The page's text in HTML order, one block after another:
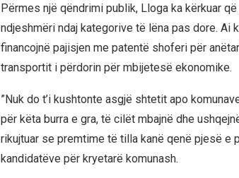
​Përmes një qëndrimi publik, Lloga ka kërkuar
ndjeshmëri ndaj kategorive të lëna pas dore. Ai
financojnë pajisjen me patentë shoferi për
transportit i përdorin për mbijetesë ekonomike.
​”Nuk do t’i kushtonte asgjë shtetit apo
për këta burra e gra, të cilët mbajnë dhe
rikujtuar se premtime të tilla kanë qenë pjesë e
kandidatëve për kryetarë komunash.